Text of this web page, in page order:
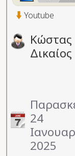
Youtube
Κώστας
Δικαίος
24
2025